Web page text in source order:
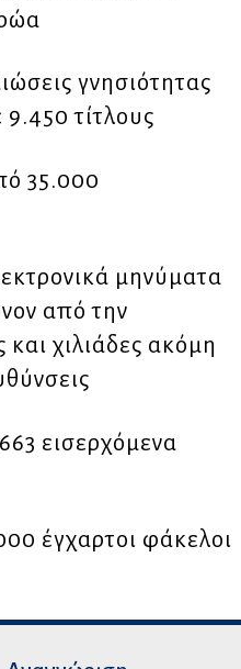
γνησιότητας
τίτλους
35.000
μηνύματα
από την
χιλιάδες ακόμη
εισερχόμενα
έγχαρτοι φάκελοι